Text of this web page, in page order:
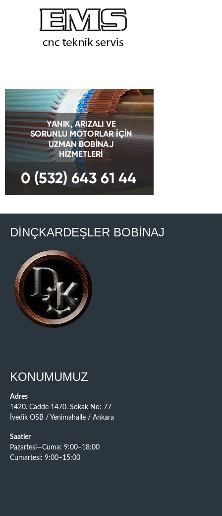
DİNÇKARDEŞLER BOBİNAJ
KONUMUMUZ
Adres
1420. Cadde 1470. Sokak No: 77
İvedik OSB / Yenimahalle / Ankara
Saatler
Pazartesi—Cuma: 9:00–18:00
Cumartesi: 9:00–15:00